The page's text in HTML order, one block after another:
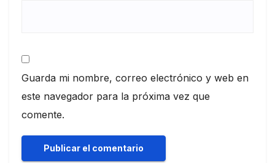
Guarda mi nombre, correo electrónico y web en
este navegador para la próxima vez que
comente.